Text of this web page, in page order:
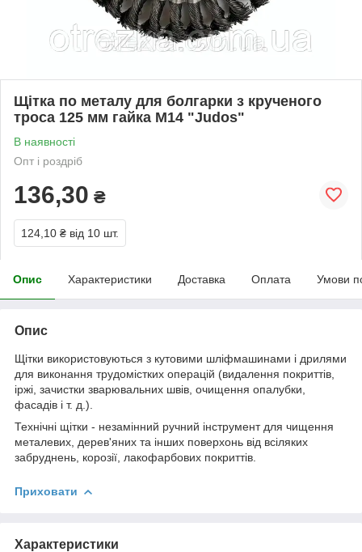
Щітка по металу для болгарки з крученого
троса 125 мм гайка М14 "Judos"
В наявності
Опт і роздріб
136,30 ₴
124,10 ₴ від 10 шт.
Опис Характеристики Доставка Оплата Умови
Опис
Щітки використовуються з кутовими шліфмашинами і дрилями
для виконання трудомістких операцій (видалення покриттів,
іржі, зачистки зварювальних швів, очищення опалубки,
фасадів і т. д.).
Технічні щітки - незамінний ручний інструмент для чищення
металевих, дерев'яних та інших поверхонь від всіляких
забруднень, корозії, лакофарбових покриттів.
Приховати
Характеристики